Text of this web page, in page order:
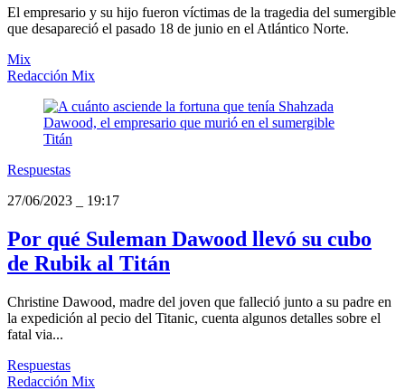
El empresario y su hijo fueron víctimas de la tragedia del sumergible
que desapareció el pasado 18 de junio en el Atlántico Norte.
Mix
Redacción Mix
Respuestas
27/06/2023
19:17
Por qué Suleman Dawood llevó su cubo
de Rubik al Titán
Christine Dawood, madre del joven que falleció junto a su padre en
la expedición al pecio del Titanic, cuenta algunos detalles sobre el
fatal via...
Respuestas
Redacción Mix